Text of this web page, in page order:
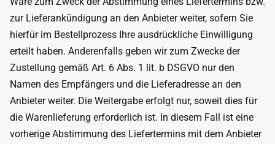
zur Lieferankündigung an den Anbieter weiter, sofern Sie
hierfür im Bestellprozess Ihre ausdrückliche Einwilligung
erteilt haben. Anderenfalls geben wir zum Zwecke der
Zustellung gemäß Art. 6 Abs. 1 lit. b DSGVO nur den
Namen des Empfängers und die Lieferadresse an den
Anbieter weiter. Die Weitergabe erfolgt nur, soweit dies für
die Warenlieferung erforderlich ist. In diesem Fall ist eine
vorherige Abstimmung des Liefertermins mit dem Anbieter